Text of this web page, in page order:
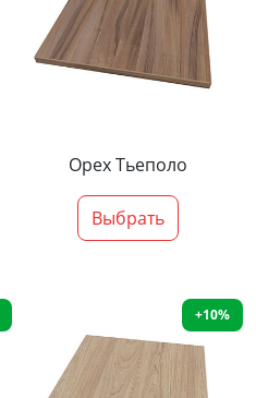
Орех Тьеполо
Выбрать
+10%